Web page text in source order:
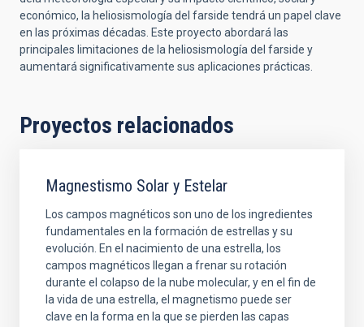
económico, la heliosismología del farside tendrá un papel clave
en las próximas décadas. Este proyecto abordará las
principales limitaciones de la heliosismología del farside y
aumentará significativamente sus aplicaciones prácticas.
Proyectos relacionados
Magnestismo Solar y Estelar
Los campos magnéticos son uno de los ingredientes
fundamentales en la formación de estrellas y su
evolución. En el nacimiento de una estrella, los
campos magnéticos llegan a frenar su rotación
durante el colapso de la nube molecular, y en el fin de
la vida de una estrella, el magnetismo puede ser
clave en la forma en la que se pierden las capas